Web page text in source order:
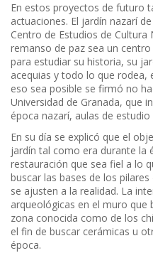
En estos proyectos de futuro
actuaciones. El jardín nazarí
Centro de Estudios de
remanso de paz sea un
para estudiar su historia, su
acequias y todo lo que rodea,
eso sea posible se firmó no
Universidad de Granada, que
época nazarí, aulas de
En su día se explicó que el
jardín tal como era durante la
restauración que sea fiel a lo
buscar las bases de los
se ajusten a la realidad. La
arqueológicas en el muro que
zona conocida como de los
el fin de buscar cerámicas u
época.